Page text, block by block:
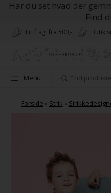
Har du set hvad der
Find
Fri fragt fra 500,- Butik
Menu
Forside » Strik »